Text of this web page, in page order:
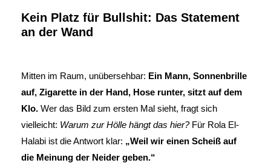
Kein Platz für Bullshit: Das Statement
an der Wand
Mitten im Raum, unübersehbar: Ein Mann, Sonnenbrille
auf, Zigarette in der Hand, Hose runter, sitzt auf dem
Klo. Wer das Bild zum ersten Mal sieht, fragt sich
vielleicht: Warum zur Hölle hängt das hier?Für Rola El-
Halabi ist die Antwort klar: „Weil wir einen Scheiß auf
die Meinung der Neider geben.“